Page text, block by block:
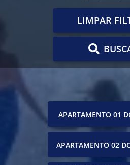
LIMPAR
APARTAMENTO 01
APARTAMENTO 02